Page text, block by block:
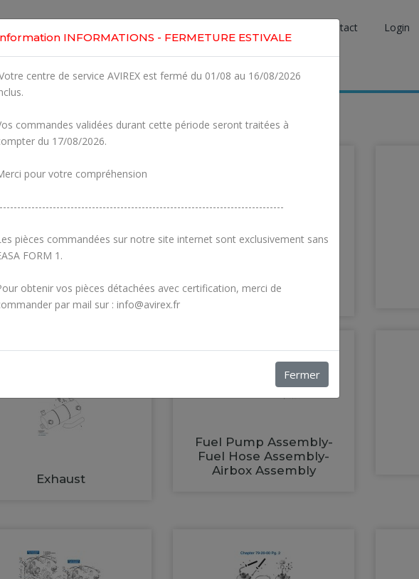
Contact Login
Carburetors Crankcase
Exhaust
Fuel Pump Assembly-
Fuel Hose Assembly-
Airbox Assembly
INFORMATIONS - FERMETURE ESTIVALE
centre de service AVIREX est fermé du 01/08 au 16/08/2026
commandes validées durant cette période seront traitées à
du 17/08/2026.
pour votre compréhension
pièces commandées sur notre site internet sont exclusivement sans
FORM 1.
obtenir vos pièces détachées avec certification, merci de
par mail sur : info@avirex.fr
Fermer